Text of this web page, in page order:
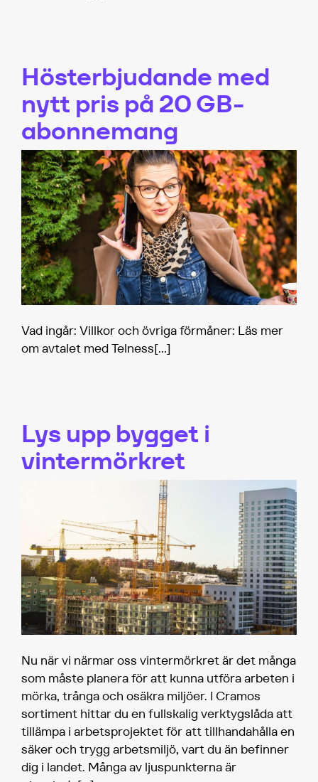
Hösterbjudande med
nytt pris på 20 GB-
abonnemang
Vad ingår: Villkor och övriga förmåner: Läs mer
om avtalet med Telness[…]
Lys upp bygget i
vintermörkret
Nu när vi närmar oss vintermörkret är det många
som måste planera för att kunna utföra arbeten i
mörka, trånga och osäkra miljöer. I Cramos
sortiment hittar du en fullskalig verktygslåda att
tillämpa i arbetsprojektet för att tillhandahålla en
säker och trygg arbetsmiljö, vart du än befinner
dig i landet. Många av ljuspunkterna är